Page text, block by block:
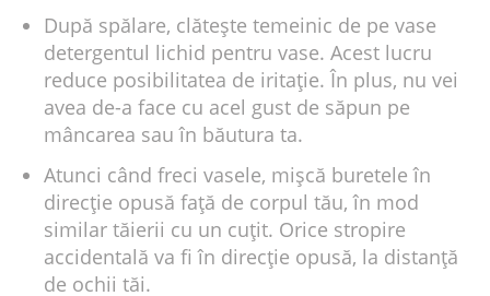
După spălare, clătește temeinic de pe vase
detergentul lichid pentru vase. Acest lucru
reduce posibilitatea de iritație. În plus, nu vei
avea de-a face cu acel gust de săpun pe
mâncarea sau în băutura ta.
Atunci când freci vasele, mișcă buretele în
direcție opusă față de corpul tău, în mod
similar tăierii cu un cuțit. Orice stropire
accidentală va fi în direcție opusă, la distanță
de ochii tăi.